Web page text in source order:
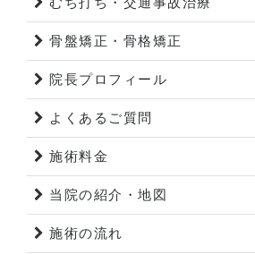
骨盤矯正・骨格矯正
院長プロフィール
よくあるご質問
施術料金
当院の紹介・地図
施術の流れ